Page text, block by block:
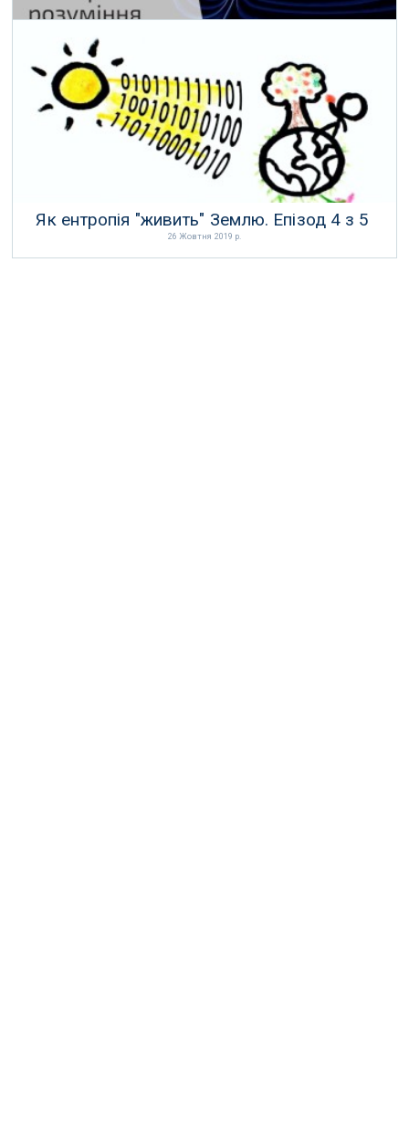
Як ентропія "живить" Землю. Епізод 4 з 5
26 Жовтня 2019 р.